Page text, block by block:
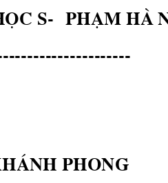
s- ph¹m hμ
̧nh phong